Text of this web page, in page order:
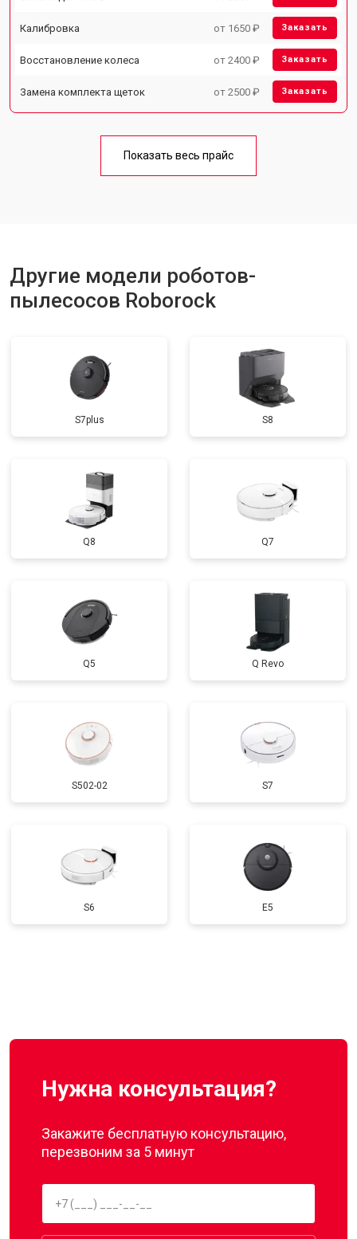
Калибровка от 1650 ₽ Заказать
Восстановление колеса от 2400 ₽ Заказать
Замена комплекта щеток от 2500 ₽ Заказать
Показать весь прайс
Другие модели роботов-
пылесосов Roborock
S7plus S8
Q8 Q7
Q5 Q Revo
S502-02 S7
S6 E5
Нужна консультация?
Закажите бесплатную консультацию,
перезвоним за 5 минут